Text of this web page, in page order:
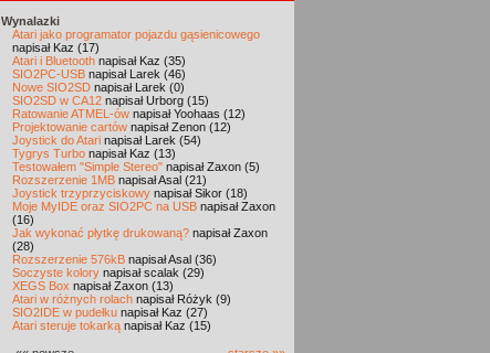
Wynalazki
Atari jako programator pojazdu gąsienicowego
napisał Kaz (17)
Atari i Bluetooth napisał Kaz (35)
SIO2PC-USB napisał Larek (46)
Nowe SIO2SD napisał Larek (0)
SIO2SD w CA12 napisał Urborg (15)
Ratowanie ATMEL-ów napisał Yoohaas (12)
Projektowanie cartów napisał Zenon (12)
Joystick do Atari napisał Larek (54)
Tygrys Turbo napisał Kaz (13)
Testowałem "Simple Stereo" napisał Zaxon (5)
Rozszerzenie 1MB napisał Asal (21)
Joystick trzyprzyciskowy napisał Sikor (18)
Moje MyIDE oraz SIO2PC na USB napisał Zaxon
(16)
Jak wykonać płytkę drukowaną? napisał Zaxon
(28)
Rozszerzenie 576kB napisał Asal (36)
Soczyste kolory napisał scalak (29)
XEGS Box napisał Zaxon (13)
Atari w różnych rolach napisał Różyk (9)
SIO2IDE w pudełku napisał Kaz (27)
Atari steruje tokarką napisał Kaz (15)